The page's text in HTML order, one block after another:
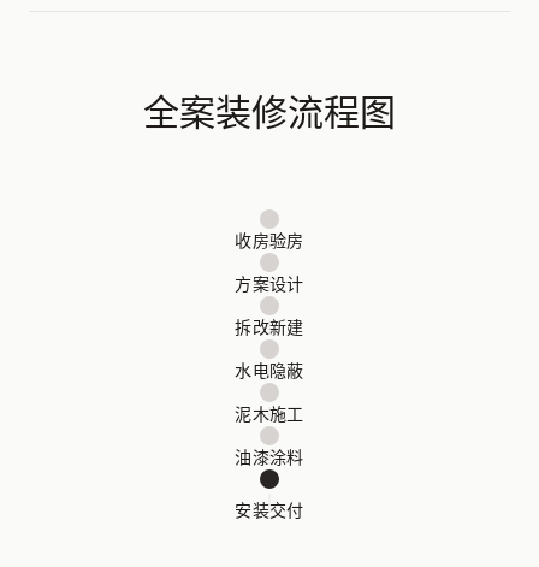
全案装修流程图
收房验房
方案设计
拆改新建
水电隐蔽
泥木施工
油漆涂料
安装交付